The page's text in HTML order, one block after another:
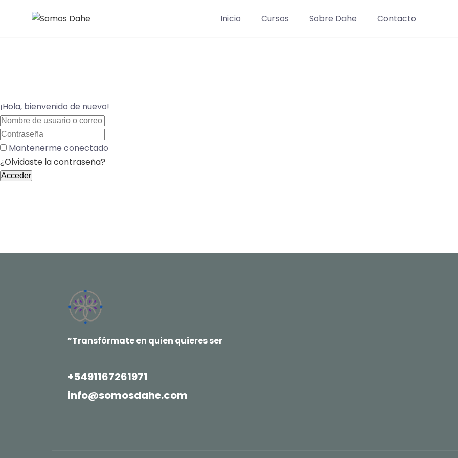
Inicio Cursos Sobre Dahe Contacto
¡Hola, bienvenido de nuevo!
Mantenerme conectado
¿Olvidaste la contraseña?
Acceder
“Transfórmate en quien quieres ser
+5491167261971
info@somosdahe.com